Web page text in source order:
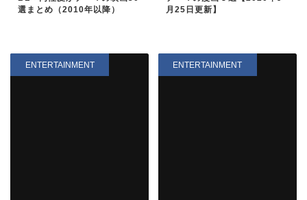
選まとめ（2010年以降）
月25日更新】
ENTERTAINMENT ENTERTAINMENT